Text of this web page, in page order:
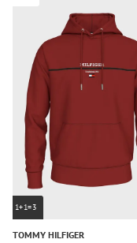
1+1=3
TOMMY HILFIGER